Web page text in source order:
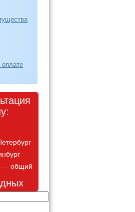
оплате
— общий